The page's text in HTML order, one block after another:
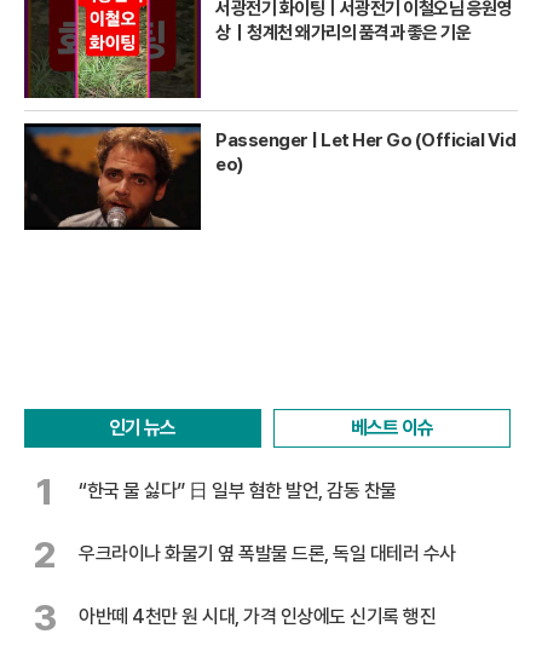
서광전기 화이팅ㅣ서광전기 이철오님 응원영
상｜청계천 왜가리의 품격과 좋은 기운
Passenger | Let Her Go (Official Vid
eo)
인기 뉴스 베스트 이슈
1 “한국 물 싫다” 日 일부 혐한 발언, 감동 찬물
2 우크라이나 화물기 옆 폭발물 드론, 독일 대테러 수사
3 아반떼 4천만 원 시대, 가격 인상에도 신기록 행진